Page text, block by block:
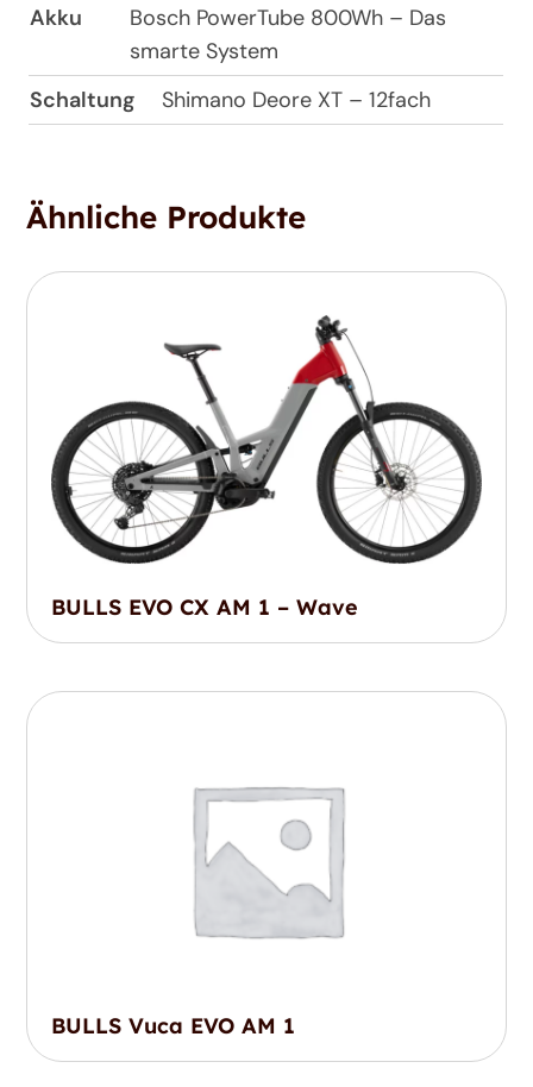
Akku
Bosch PowerTube 800Wh – Das
smarte System
Schaltung
Shimano Deore XT – 12fach
Ähnliche Produkte
BULLS EVO CX AM 1 – Wave
BULLS Vuca EVO AM 1